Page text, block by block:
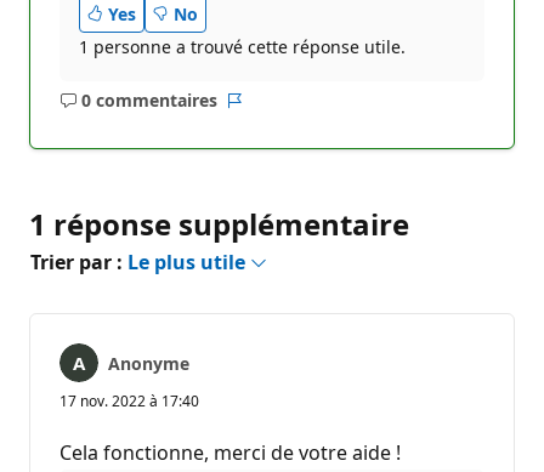
Yes
No
1 personne a trouvé cette réponse utile.
0 commentaires
Aucun
1 réponse supplémentaire
Trier par : Le plus utile
Anonyme
17 nov. 2022 à 17:40
Cela fonctionne, merci de votre aide !